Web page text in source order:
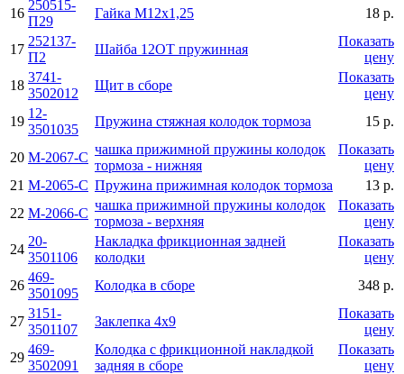
16
250515-
П29
Гайка М12х1,25 18 р.
17
252137-
П2
Шайба 12ОТ пружинная
Показать
цену
18
3741-
3502012
Щит в сборе
Показать
цену
19
12-
3501035
Пружина стяжная колодок тормоза 15 р.
20 М-2067-С
чашка прижимной пружины колодок
тормоза - нижняя
Показать
цену
21 М-2065-С Пружина прижимная колодок тормоза
13 р.
22 М-2066-С
чашка прижимной пружины колодок
тормоза - верхняя
Показать
цену
24
20-
3501106
Накладка фрикционная задней
колодки
Показать
цену
26
469-
3501095
Колодка в сборе 348 р.
27
3151-
3501107
Заклепка 4х9
Показать
цену
29
469-
3502091
Колодка с фрикционной накладкой
задняя в сборе
Показать
цену